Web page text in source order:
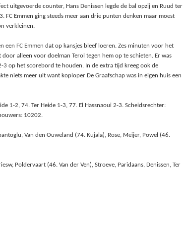
uitgevoerde counter, Hans Denissen legde de bal opzij en Ruud ter
Emmen ging steeds meer aan drie punten denken maar moest
verkleinen.
een FC Emmen dat op kansjes bleef loeren. Zes minuten voor het
alleen voor doelman Terol tegen hem op te schieten. Er was
op het scorebord te houden. In de extra tijd kreeg ook de
niets meer uit want koploper De Graafschap was in eigen huis een
1-2, 74. Ter Heide 1-3, 77. El Hassnaoui 2-3. Scheidsrechter:
10202.
Van den Ouweland (74. Kujala), Rose, Meijer, Powel (46.
Poldervaart (46. Van der Ven), Stroeve, Paridaans, Denissen, Ter